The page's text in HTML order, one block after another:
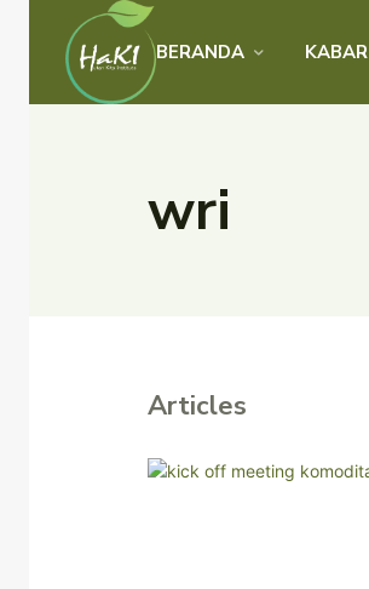
BERANDA KABAR
wri
Articles